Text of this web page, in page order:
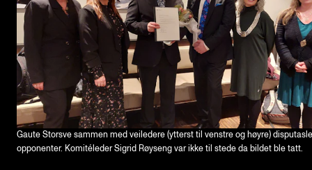
Gaute Storsve sammen med veiledere (ytterst til venstre og høyre)
opponenter. Komitéleder Sigrid Røyseng var ikke til stede da bildet ble tatt.